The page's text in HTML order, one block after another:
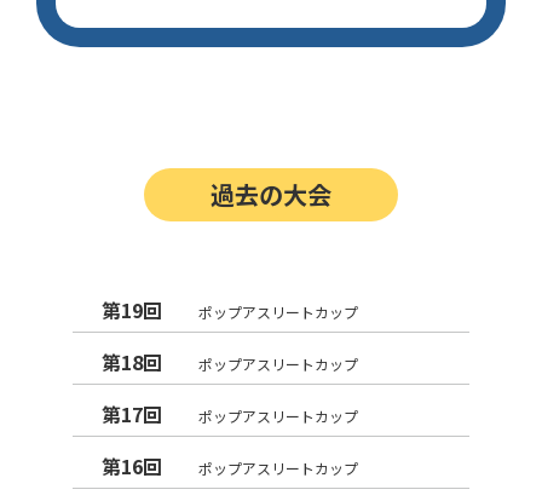
過去の大会
第19回 ポップアスリートカップ
第18回 ポップアスリートカップ
第17回 ポップアスリートカップ
第16回 ポップアスリートカップ